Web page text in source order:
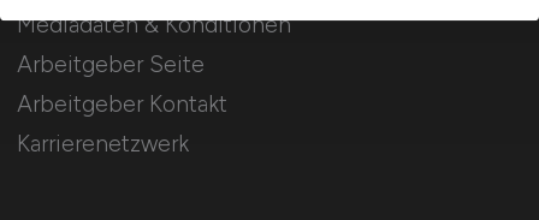
Mediadaten & Konditionen
Arbeitgeber Seite
Arbeitgeber Kontakt
Karrierenetzwerk